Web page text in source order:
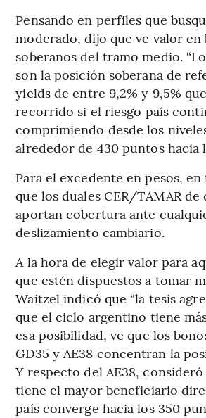
Pensando en perfiles que
moderado, dijo que ve valor en
soberanos del tramo medio.
son la posición soberana de
yields de entre 9,2% y 9,5%
recorrido si el riesgo país
comprimiendo desde los
alrededor de 430 puntos hacia
Para el excedente en pesos,
que los duales CER/TAMAR
aportan cobertura ante
deslizamiento cambiario.
A la hora de elegir valor para
que estén dispuestos a tomar
Waitzel indicó que “la tesis
que el ciclo argentino tiene
esa posibilidad, ve que los
GD35 y AE38 concentran la
Y respecto del AE38,
tiene el mayor beneficiario
país converge hacia los 350